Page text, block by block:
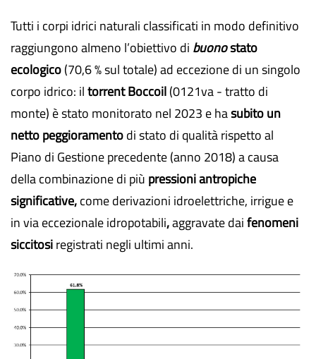
Tutti i corpi idrici naturali classificati in modo definitivo
raggiungono almeno l’obiettivo di buonostato
ecologico(70,6 % sul totale) ad eccezione di un singolo
corpo idrico: iltorrent Boccoil(0121va - tratto di
monte) è stato monitorato nel 2023 e hasubito un
netto peggioramentodi stato di qualità rispetto al
Piano di Gestione precedente (anno 2018) a causa
della combinazione di più pressioni antropiche
significative,come derivazioni idroelettriche, irrigue e
in via eccezionale idropotabili,aggravate daifenomeni
siccitosiregistrati negli ultimi anni.